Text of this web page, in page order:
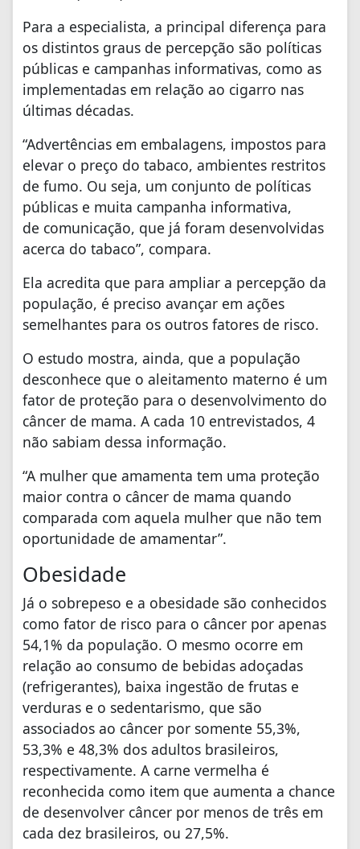
Para a especialista, a principal diferença para
os distintos graus de percepção são políticas
públicas e campanhas informativas, como as
implementadas em relação ao cigarro nas
últimas décadas.
“Advertências em embalagens, impostos para
elevar o preço do tabaco, ambientes restritos
de fumo. Ou seja, um conjunto de políticas
públicas e muita campanha informativa,
de comunicação, que já foram desenvolvidas
acerca do tabaco”, compara.
Ela acredita que para ampliar a percepção da
população, é preciso avançar em ações
semelhantes para os outros fatores de risco.
O estudo mostra, ainda, que a população
desconhece que o aleitamento materno é um
fator de proteção para o desenvolvimento do
câncer de mama. A cada 10 entrevistados, 4
não sabiam dessa informação.
“A mulher que amamenta tem uma proteção
maior contra o câncer de mama quando
comparada com aquela mulher que não tem
oportunidade de amamentar”.
Obesidade
Já o sobrepeso e a obesidade são conhecidos
como fator de risco para o câncer por apenas
54,1% da população. O mesmo ocorre em
relação ao consumo de bebidas adoçadas
(refrigerantes), baixa ingestão de frutas e
verduras e o sedentarismo, que são
associados ao câncer por somente 55,3%,
53,3% e 48,3% dos adultos brasileiros,
respectivamente. A carne vermelha é
reconhecida como item que aumenta a chance
de desenvolver câncer por menos de três em
cada dez brasileiros, ou 27,5%.